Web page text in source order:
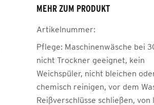
MEHR ZUM PRODUKT
Artikelnummer:
Pflege: Maschinenwäsche bei
nicht Trockner geeignet, kein
Weichspüler, nicht bleichen
chemisch reinigen, vor dem
Reißverschlüsse schließen, von